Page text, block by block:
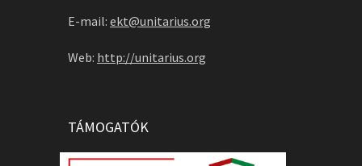
E-mail: ekt@unitarius.org
Web: http://unitarius.org
TÁMOGATÓK